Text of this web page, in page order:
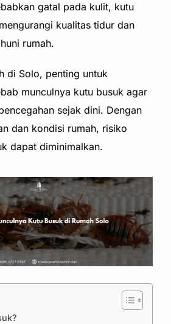
gatal pada kulit, kutu
kualitas tidur dan
rumah.
di Solo, penting untuk
munculnya kutu busuk agar
sejak dini. Dengan
dan kondisi rumah, risiko
dapat diminimalkan.